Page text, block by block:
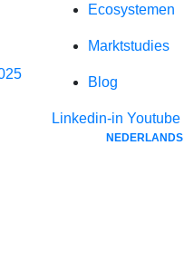
Ecosystemen
Marktstudies
Blog
Linkedin-in Youtube
NEDERLANDS